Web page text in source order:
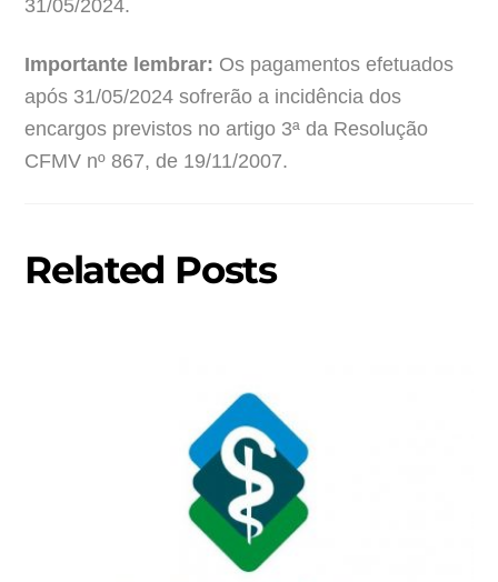
31/05/2024.
Importante lembrar: Os pagamentos efetuados
após 31/05/2024 sofrerão a incidência dos
encargos previstos no artigo 3ª da Resolução
CFMV nº 867, de 19/11/2007.
Related Posts